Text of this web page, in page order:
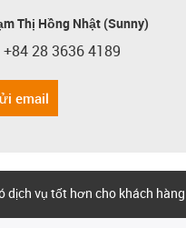
Thị Hồng Nhật (Sunny)
icon-phone
+84 28 3636 4189
email
vụ tốt hơn cho khách hàng.